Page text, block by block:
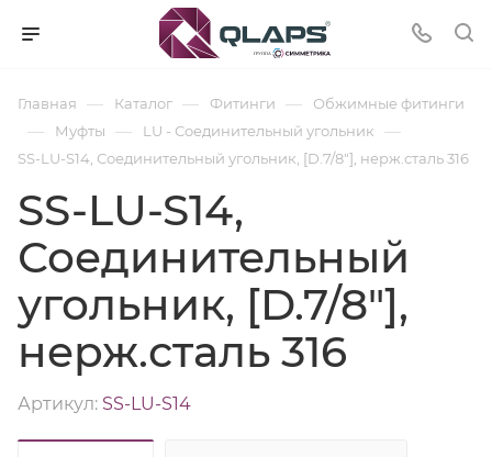
Главная — Каталог — Фитинги — Обжимные фитинги
— Муфты — LU - Соединительный угольник —
SS-LU-S14, Соединительный угольник, [D.7/8"], нерж.сталь 316
SS-LU-S14,
Соединительный
угольник, [D.7/8"],
нерж.сталь 316
Артикул: SS-LU-S14